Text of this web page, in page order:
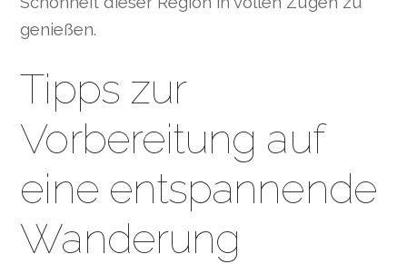
genießen.
Tipps zur
Vorbereitung auf
eine entspannende
Wanderung